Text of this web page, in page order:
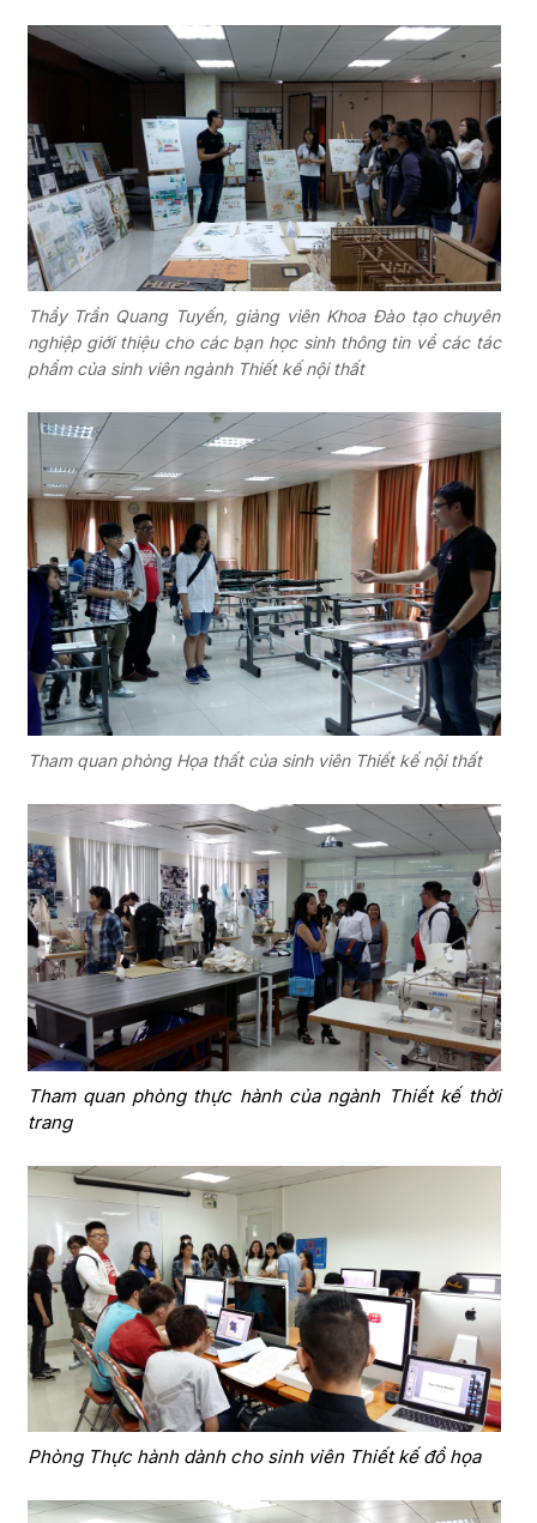
Thầy Trần Quang Tuyến, giảng viên Khoa Đào tạo chuyên
nghiệp giới thiệu cho các bạn học sinh thông tin về các tác
phẩm của sinh viên ngành Thiết kế nội thất
Tham quan phòng Họa thất của sinh viên Thiết kế nội thất
Tham quan phòng thực hành của ngành Thiết kế thời
trang
Phòng Thực hành dành cho sinh viên Thiết kế đồ họa